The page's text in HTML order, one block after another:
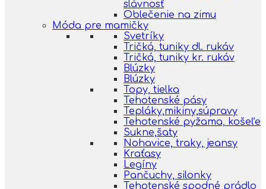
slávnosť
Oblečenie na zimu
Móda pre mamičky
Svetríky
Tričká, tuniky dl. rukáv
Tričká, tuniky kr. rukáv
Blúzky
Blúzky
Topy, tielka
Tehotenské pásy
Tepláky,mikiny,súpravy
Tehotenské pyžama, košeľe
Sukne,šaty
Nohavice, traky, jeansy
Kraťasy
Legíny
Pančuchy, silonky
Tehotenské spodné prádlo